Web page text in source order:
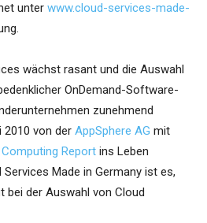
unter www.cloud-services-made-
wächst rasant und die Auswahl
OnDemand-Software-
zunehmend
2010 von der AppSphere AG mit
Report ins Leben
Made in Germany ist es,
bei der Auswahl von Cloud